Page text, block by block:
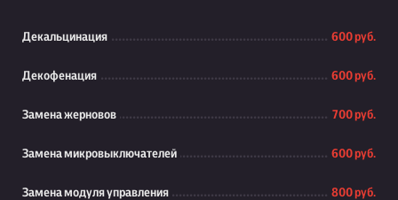
Декальцинация 600 руб.
Декофенация 600 руб.
Замена жерновов 700 руб.
Замена микровыключателей 600 руб.
Замена модуля управления 800 руб.